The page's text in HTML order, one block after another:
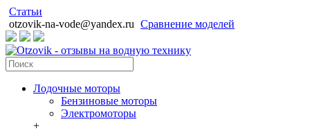
Статьи
otzovik-na-vode@yandex.ru Сравнение моделей
Лодочные моторы
Бензиновые моторы
Электромоторы
+